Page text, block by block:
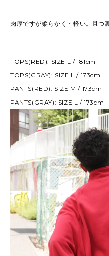
肉厚ですが柔らかく・軽い。且つ
TOPS(RED): SIZE L / 181cm
TOPS(GRAY): SIZE L / 173cm
PANTS(RED): SIZE M / 173cm
PANTS(GRAY): SIZE L / 173cm